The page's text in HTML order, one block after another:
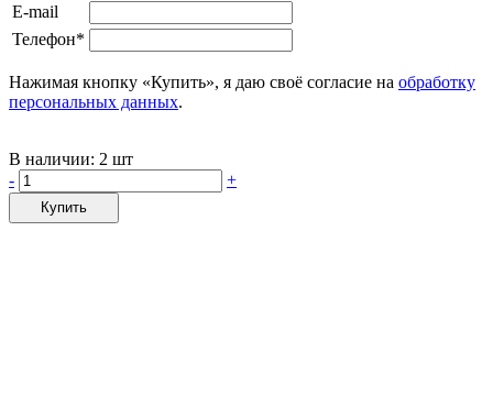
E-mail
Телефон*
Нажимая кнопку «Купить», я даю своё согласие на обработку
персональных данных.
В наличии: 2 шт
-
+
Купить